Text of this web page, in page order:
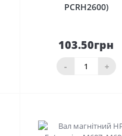
PCRH2600)
103.50грн
- +
До
кошика